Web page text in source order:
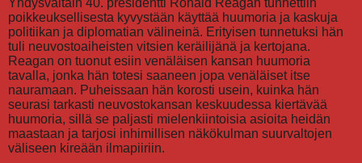
Yhdysvaltain 40. presidentti Ronald Reagan tunnettiin
poikkeuksellisesta kyvystään käyttää huumoria ja kaskuja
politiikan ja diplomatian välineinä. Erityisen tunnetuksi hän
tuli neuvostoaiheisten vitsien keräilijänä ja kertojana.
Reagan on tuonut esiin venäläisen kansan huumoria
tavalla, jonka hän totesi saaneen jopa venäläiset itse
nauramaan. Puheissaan hän korosti usein, kuinka hän
seurasi tarkasti neuvostokansan keskuudessa kiertävää
huumoria, sillä se paljasti mielenkiintoisia asioita heidän
maastaan ja tarjosi inhimillisen näkökulman suurvaltojen
väliseen kireään ilmapiiriin.